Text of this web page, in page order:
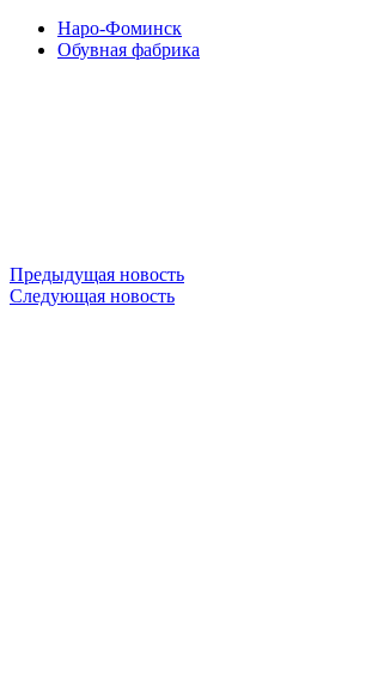
Наро-Фоминск
Обувная фабрика
Предыдущая новость
Следующая новость